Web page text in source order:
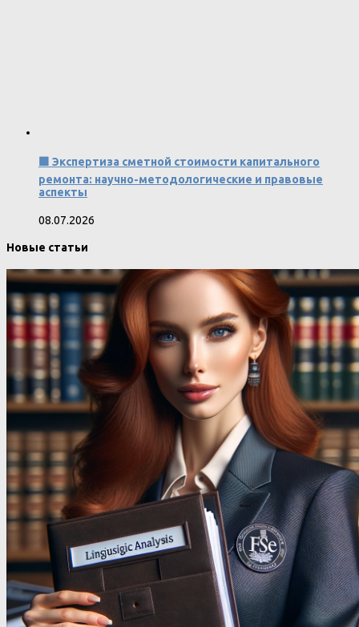
🟩 Экспертиза сметной стоимости капитального
ремонта: научно-методологические и правовые
аспекты
08.07.2026
Новые статьи